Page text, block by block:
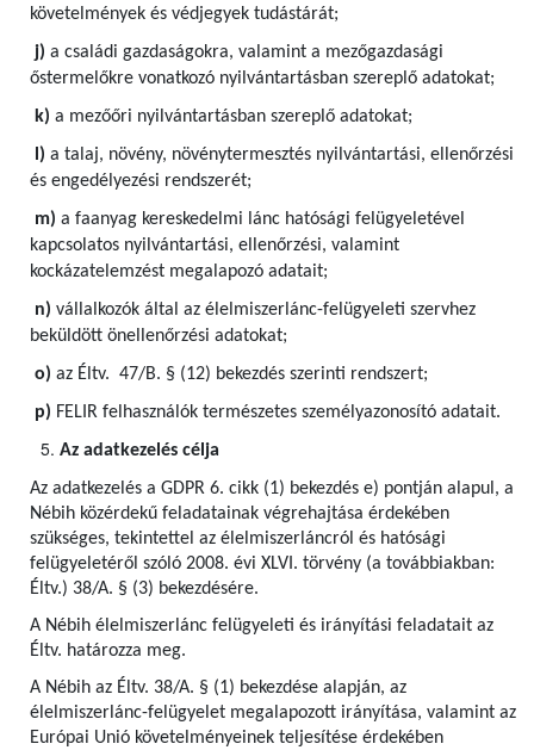
követelmények és védjegyek tudástárát;
j) a családi gazdaságokra, valamint a mezőgazdasági
őstermelőkre vonatkozó nyilvántartásban szereplő adatokat;
k) a mezőőri nyilvántartásban szereplő adatokat;
l) a talaj, növény, növénytermesztés nyilvántartási, ellenőrzési
és engedélyezési rendszerét;
m) a faanyag kereskedelmi lánc hatósági felügyeletével
kapcsolatos nyilvántartási, ellenőrzési, valamint
kockázatelemzést megalapozó adatait;
n) vállalkozók által az élelmiszerlánc-felügyeleti szervhez
beküldött önellenőrzési adatokat;
o) az Éltv. 47/B. § (12) bekezdés szerinti rendszert;
p) FELIR felhasználók természetes személyazonosító adatait.
Az adatkezelés célja
Az adatkezelés a GDPR 6. cikk (1) bekezdés e) pontján alapul, a
Nébih közérdekű feladatainak végrehajtása érdekében
szükséges, tekintettel az élelmiszerláncról és hatósági
felügyeletéről szóló 2008. évi XLVI. törvény (a továbbiakban:
Éltv.) 38/A. § (3) bekezdésére.
A Nébih élelmiszerlánc felügyeleti és irányítási feladatait az
Éltv. határozza meg.
A Nébih az Éltv. 38/A. § (1) bekezdése alapján, az
élelmiszerlánc-felügyelet megalapozott irányítása, valamint az
Európai Unió követelményeinek teljesítése érdekében